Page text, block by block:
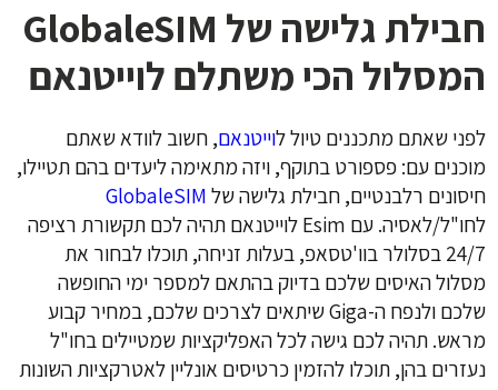
חבילת גלישה של GlobaleSIM
המסלול הכי משתלם לוייטנאם
לפני שאתם מתכננים טיול לוייטנאם, חשוב לוודא שאתם
מוכנים עם: פספורט בתוקף, ויזה מתאימה ליעדים בהם תטיילו,
חיסונים רלבנטיים, חבילת גלישה שלGlobaleSIM
לחו"ל/לאסיה. עם Esim לוייטנאם תהיה לכם תקשורת רציפה
24/7 בסלולר בוו'טסאפ, בעלות זניחה, תוכלו לבחור את
מסלול האיסים שלכם בדיוק בהתאם למספר ימי החופשה
שלכם ולנפח ה-Giga שיתאים לצרכים שלכם, במחיר קבוע
מראש. תהיה לכם גישה לכל האפליקציות שמטיילים בחו"ל
נעזרים בהן, תוכלו להזמין כרטיסים אונליין לאטרקציות השונות